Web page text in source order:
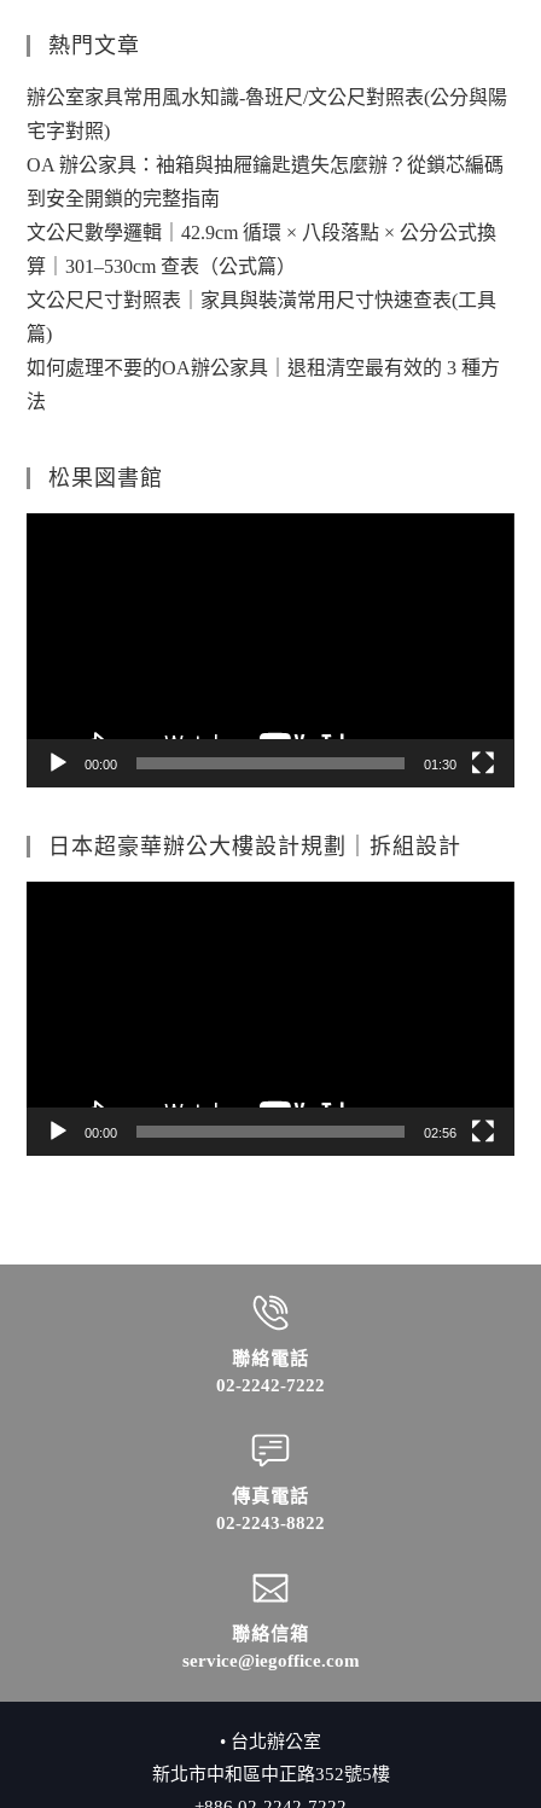
熱門文章
辦公室家具常用風水知識-魯班尺/文公尺對照表(公分與陽
宅字對照)
OA 辦公家具：袖箱與抽屜鑰匙遺失怎麼辦？從鎖芯編碼
到安全開鎖的完整指南
文公尺數學邏輯｜42.9cm 循環 × 八段落點 × 公分公式換
算｜301–530cm 查表（公式篇）
文公尺尺寸對照表｜家具與裝潢常用尺寸快速查表(工具
篇)
如何處理不要的OA辦公家具｜退租清空最有效的 3 種方
法
松果図書館
00:00 01:30
日本超豪華辦公大樓設計規劃｜拆組設計
00:00 02:56
聯絡電話
02-2242-7222
傳真電話
02-2243-8822
聯絡信箱
service@iegoffice.com
• 台北辦公室
新北市中和區中正路352號5樓